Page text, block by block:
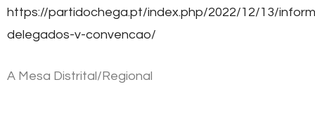
https://partidochega.pt/index.php/2022/12/13/
delegados-v-convencao/
A Mesa Distrital/Regional